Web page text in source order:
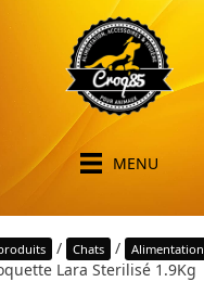
MENU
/ Chats / Alimentation
Lara Sterilisé 1.9Kg